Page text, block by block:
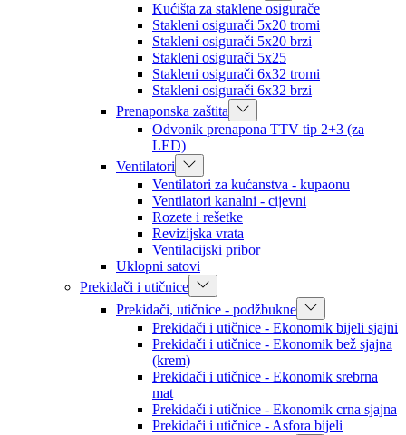
Kućišta za staklene osigurače
Stakleni osigurači 5x20 tromi
Stakleni osigurači 5x20 brzi
Stakleni osigurači 5x25
Stakleni osigurači 6x32 tromi
Stakleni osigurači 6x32 brzi
Prenaponska zaštita
Odvonik prenapona TTV tip 2+3 (za
LED)
Ventilatori
Ventilatori za kućanstva - kupaonu
Ventilatori kanalni - cijevni
Rozete i rešetke
Revizijska vrata
Ventilacijski pribor
Uklopni satovi
Prekidači i utičnice
Prekidači, utičnice - podžbukne
Prekidači i utičnice - Ekonomik bijeli sjajni
Prekidači i utičnice - Ekonomik bež sjajna
(krem)
Prekidači i utičnice - Ekonomik srebrna
mat
Prekidači i utičnice - Ekonomik crna sjajna
Prekidači i utičnice - Asfora bijeli